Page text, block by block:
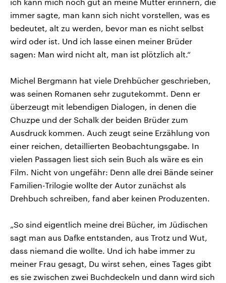
immer sagte, man kann sich nicht vorstellen, was es
bedeutet, alt zu werden, bevor man es nicht selbst
wird oder ist. Und ich lasse einen meiner Brüder
sagen: Man wird nicht alt, man ist plötzlich alt.“
Michel Bergmann hat viele Drehbücher geschrieben,
was seinen Romanen sehr zugutekommt. Denn er
überzeugt mit lebendigen Dialogen, in denen die
Chuzpe und der Schalk der beiden Brüder zum
Ausdruck kommen. Auch zeugt seine Erzählung von
einer reichen, detaillierten Beobachtungsgabe. In
vielen Passagen liest sich sein Buch als wäre es ein
Film. Nicht von ungefähr: Denn alle drei Bände seiner
Familien-Trilogie wollte der Autor zunächst als
Drehbuch schreiben, fand aber keinen Produzenten.
„So sind eigentlich meine drei Bücher, im Jüdischen
sagt man aus Dafke entstanden, aus Trotz und Wut,
dass niemand die wollte. Und ich habe immer zu
meiner Frau gesagt, Du wirst sehen, eines Tages gibt
es sie zwischen zwei Buchdeckeln und dann wird sich